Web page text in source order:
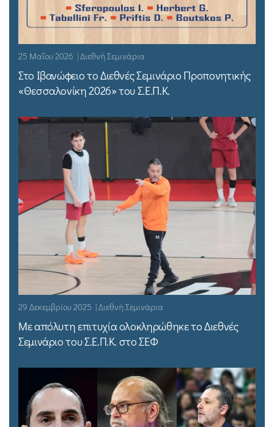
25 Μαΐου 2026 | Διεθνή Σεμινάρια
Στο Ιβανώφειο το Διεθνές Σεμινάριο Προπονητικής
«Θεσσαλονίκη 2026» του Σ.Ε.Π.Κ.
29 Δεκεμβρίου 2025 | Διεθνή Σεμινάρια
Με απόλυτη επιτυχία ολοκληρώθηκε το Διεθνές
Σεμινάριο του Σ.Ε.Π.Κ. στο ΣΕΦ